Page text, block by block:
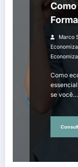
Marco
Como
se você…